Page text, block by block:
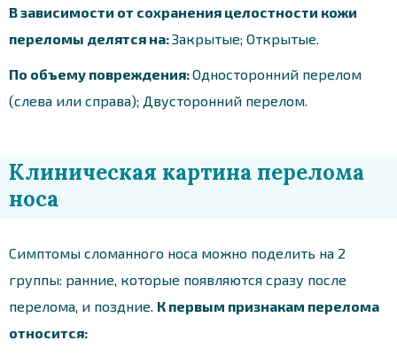
В зависимости от сохранения целостности кожи
переломы делятся на:Закрытые; Открытые.
По объему повреждения:Односторонний перелом
(слева или справа); Двусторонний перелом.
Клиническая картина перелома
носа
Симптомы сломанного носа можно поделить на 2
группы: ранние, которые появляются сразу после
перелома, и поздние. К первым признакам перелома
относится: